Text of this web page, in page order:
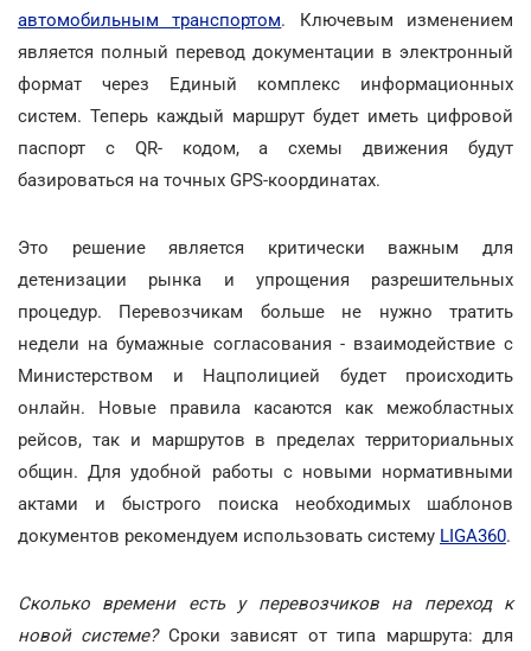
автомобильным транспортом. Ключевым изменением
является полный перевод документации в электронный
формат через Единый комплекс информационных
систем. Теперь каждый маршрут будет иметь цифровой
паспорт с QR- кодом, а схемы движения будут
базироваться на точных GPS-координатах.
Это решение является критически важным для
детенизации рынка и упрощения разрешительных
процедур. Перевозчикам больше не нужно тратить
недели на бумажные согласования - взаимодействие с
Министерством и Нацполицией будет происходить
онлайн. Новые правила касаются как межобластных
рейсов, так и маршрутов в пределах территориальных
общин. Для удобной работы с новыми нормативными
актами и быстрого поиска необходимых шаблонов
документов рекомендуем использовать систему LIGA360.
Сколько времени есть у перевозчиков на переход к
новой системе? Сроки зависят от типа маршрута: для